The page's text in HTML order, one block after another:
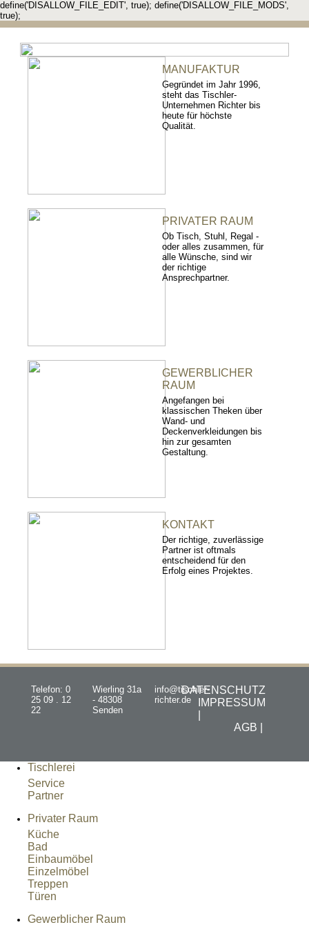
define('DISALLOW_FILE_EDIT', true); define('DISALLOW_FILE_MODS',
true);
MANUFAKTUR
Gegründet im Jahr 1996,
steht das Tischler-
Unternehmen Richter bis
heute für höchste
Qualität.
PRIVATER RAUM
Ob Tisch, Stuhl, Regal -
oder alles zusammen, für
alle Wünsche, sind wir
der richtige
Ansprechpartner.
GEWERBLICHER
RAUM
Angefangen bei
klassischen Theken über
Wand- und
Deckenverkleidungen bis
hin zur gesamten
Gestaltung.
KONTAKT
Der richtige, zuverlässige
Partner ist oftmals
entscheidend für den
Erfolg eines Projektes.
Telefon: 0
25 09 . 12
22
Wierling 31a
- 48308
Senden
info@tischler-
richter.de
DATENSCHUTZ
IMPRESSUM
AGB |
Tischlerei
Service
Partner
Privater Raum
Küche
Bad
Einbaumöbel
Einzelmöbel
Treppen
Türen
Gewerblicher Raum